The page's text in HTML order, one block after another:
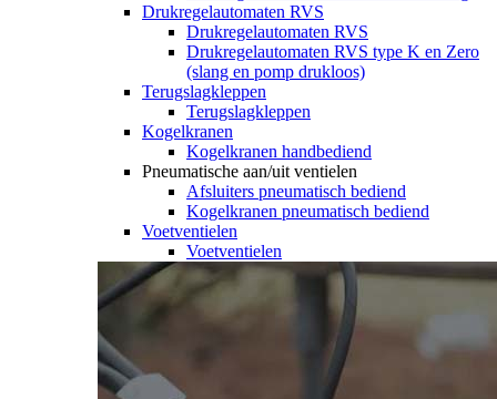
Drukregelautomaten RVS
Drukregelautomaten RVS
Drukregelautomaten RVS type K en Zero
(slang en pomp drukloos)
Terugslagkleppen
Terugslagkleppen
Kogelkranen
Kogelkranen handbediend
Pneumatische aan/uit ventielen
Afsluiters pneumatisch bediend
Kogelkranen pneumatisch bediend
Voetventielen
Voetventielen